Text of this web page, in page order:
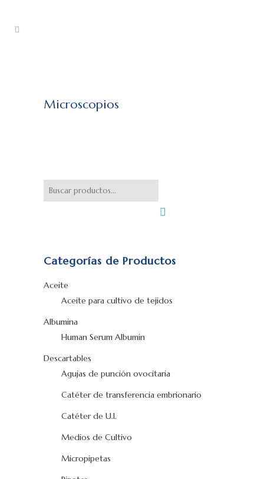
Microscopios
Categorías de Productos
Aceite
Aceite para cultivo de tejidos
Albumina
Human Serum Albumin
Descartables
Agujas de punción ovocitaria
Catéter de transferencia embrionario
Catéter de U.I.
Medios de Cultivo
Micropipetas